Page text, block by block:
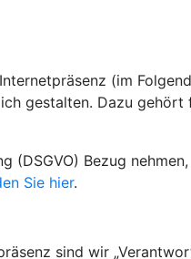
(im
gestalten. Dazu
Bezug
Sie hier.
sind wir